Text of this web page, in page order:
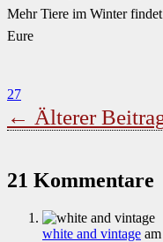
Mehr Tiere im Winter
Eure
27
← Älterer
21 Kommentare
white and vintage